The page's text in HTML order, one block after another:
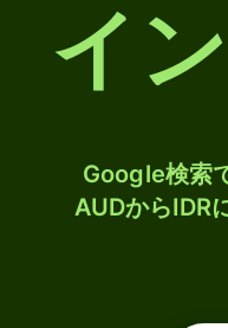
イ
Google検索
AUDからIDR